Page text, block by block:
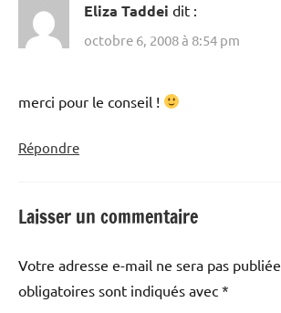
Eliza Taddei dit :
octobre 6, 2008 à 8:54 pm
merci pour le conseil !
Répondre
Laisser un commentaire
Votre adresse e-mail ne sera pas publiée.
obligatoires sont indiqués avec *